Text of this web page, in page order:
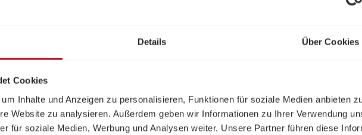
Details Über Cookies
Cookies
Inhalte und Anzeigen zu personalisieren, Funktionen für soziale Medien anbieten
Website zu analysieren. Außerdem geben wir Informationen zu Ihrer Verwendung
für soziale Medien, Werbung und Analysen weiter. Unsere Partner führen diese
Umweltbelastungen gerne den Wohnort verändern oder
Handlungsmöglichkeiten und die
werden als
Belastung
Wie
von
eindrücklich die Antworten zum Thema Flugreisen: 87
sind entweder noch nie mit dem Flugzeug geflogenoder
alle fünf Jahre. Nur zwei von 100 Befragten geben an,